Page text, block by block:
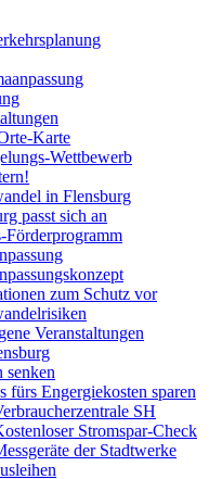
Karte
Wettbewerb
in Flensburg
passt sich an
Förderprogramm
zum Schutz vor
Veranstaltungen
senken
fürs Engergiekosten sparen
SH
Stromspar-Check
der Stadtwerke